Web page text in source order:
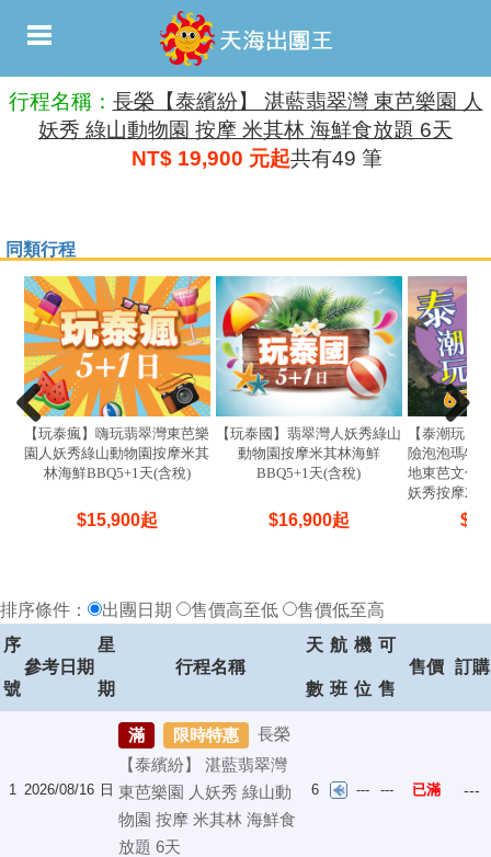
行程名稱： 長榮【泰繽紛】 湛藍翡翠灣 東芭樂園 人
妖秀 綠山動物園 按摩 米其林 海鮮食放題 6天
NT$ 19,900 元起共有49 筆
同類行程
【玩泰瘋】嗨玩翡翠灣東芭樂
園人妖秀綠山動物園按摩米其
林海鮮BBQ5+1天(含稅)
$15,900起
【玩泰國】翡翠灣人妖秀綠山
動物園按摩米其林海鮮
BBQ5+1天(含稅)
$16,900起
【泰潮玩】
險泡泡瑪特
地東芭文化
妖秀按摩2小
$
排序條件： 出團日期 售價高至低
售價低至高
序
號
參考日期
星
期
行程名稱
天
數
航
班
機
位
可
售
售價 訂購
1 2026/08/16 日
滿 限時特惠
長榮
【泰繽紛】 湛藍翡翠灣
東芭樂園 人妖秀 綠山動
物園 按摩 米其林 海鮮食
放題 6天
6 --- --- 已滿 ---